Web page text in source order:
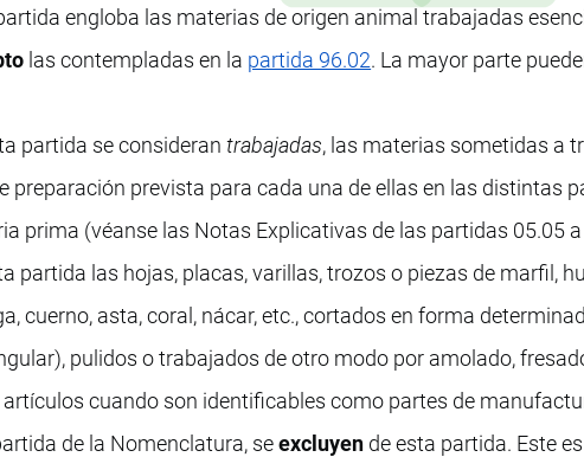
engloba las materias de origen animal trabajadas
las contempladas en la partida 96.02. La mayor parte
partida se considerantrabajadas, las materias sometidas a
preparación prevista para cada una de ellas en las distintas
prima (véanse las Notas Explicativas de las partidas 05.05
partida las hojas, placas, varillas, trozos o piezas de marfil,
cuerno, asta, coral, nácar, etc., cortados en forma
pulidos o trabajados de otro modo por amolado,
cuando son identificables como partes de
de la Nomenclatura, seexcluyen de esta partida. Este